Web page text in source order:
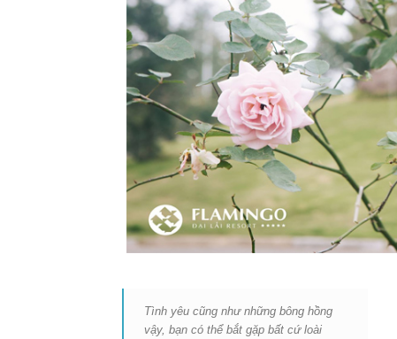
Tình yêu cũng như những bông hồng
vậy, bạn có thể bắt gặp bất cứ loài